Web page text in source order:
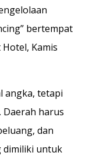
bertempat
Kamis
angka, tetapi
harus
dan
dimiliki untuk